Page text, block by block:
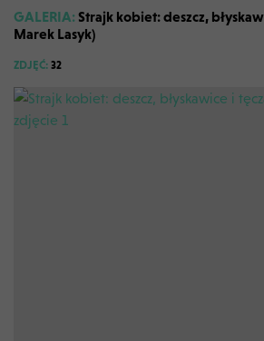
GALERIA: Strajk kobiet: deszcz,
Marek Lasyk)
ZDJĘĆ: 32